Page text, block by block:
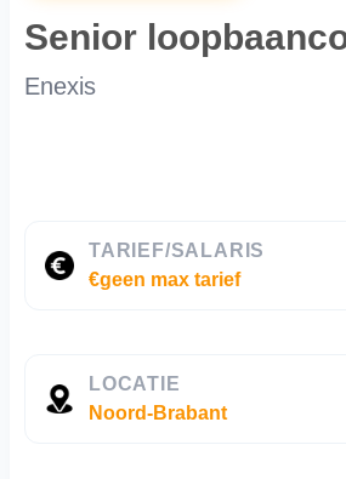
Senior
Enexis
TARIEF/SALARIS
€geen max tarief
LOCATIE
Noord-Brabant